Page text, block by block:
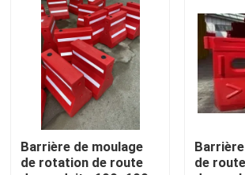
Vidéos
Au sujet de nous
Visite d'usine
Barrière de moulage
de rotation de route
de